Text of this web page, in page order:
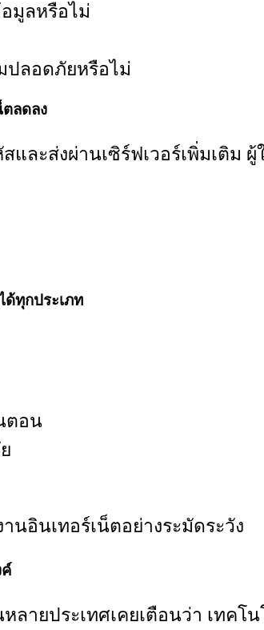
มูลหรือไม่
ปลอดภัยหรือไม่
ตลดลง
และส่งผ่านเซิร์ฟเวอร์เพิ่มเติม
ด้ทุกประเภท
ตอน
นอินเทอร์เน็ตอย่างระมัดระวัง
ลายประเทศเคยเตือนว่า เทค